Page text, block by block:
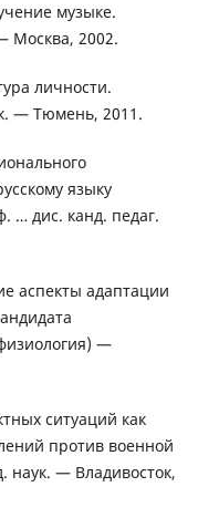
музыке.
Москва, 2002.
личности.
— Тюмень, 2011.
языку
… дис. канд. педаг.
аспекты адаптации
—
ситуаций как
против военной
наук. — Владивосток,